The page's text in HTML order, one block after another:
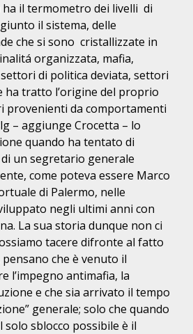
il termometro dei livelli di
il sistema, delle
che si sono cristallizzate in
organizzata, mafia,
di politica deviata, settori
ha tratto l’origine del proprio
provenienti da comportamenti
– aggiunge Crocetta – lo
quando ha tentato di
un segretario generale
come poteva essere Marco
di Palermo, nelle
negli ultimi anni con
La sua storia dunque non ci
tacere difronte al fatto
che è venuto il
l’impegno antimafia, la
e che sia arrivato il tempo
generale; solo che quando
solo sblocco possibile è il